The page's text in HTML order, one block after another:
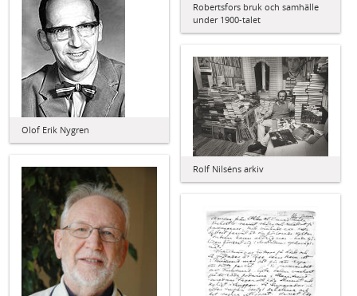
Robertsfors bruk och samhälle
under 1900-talet
Olof Erik Nygren
Rolf Nilséns arkiv